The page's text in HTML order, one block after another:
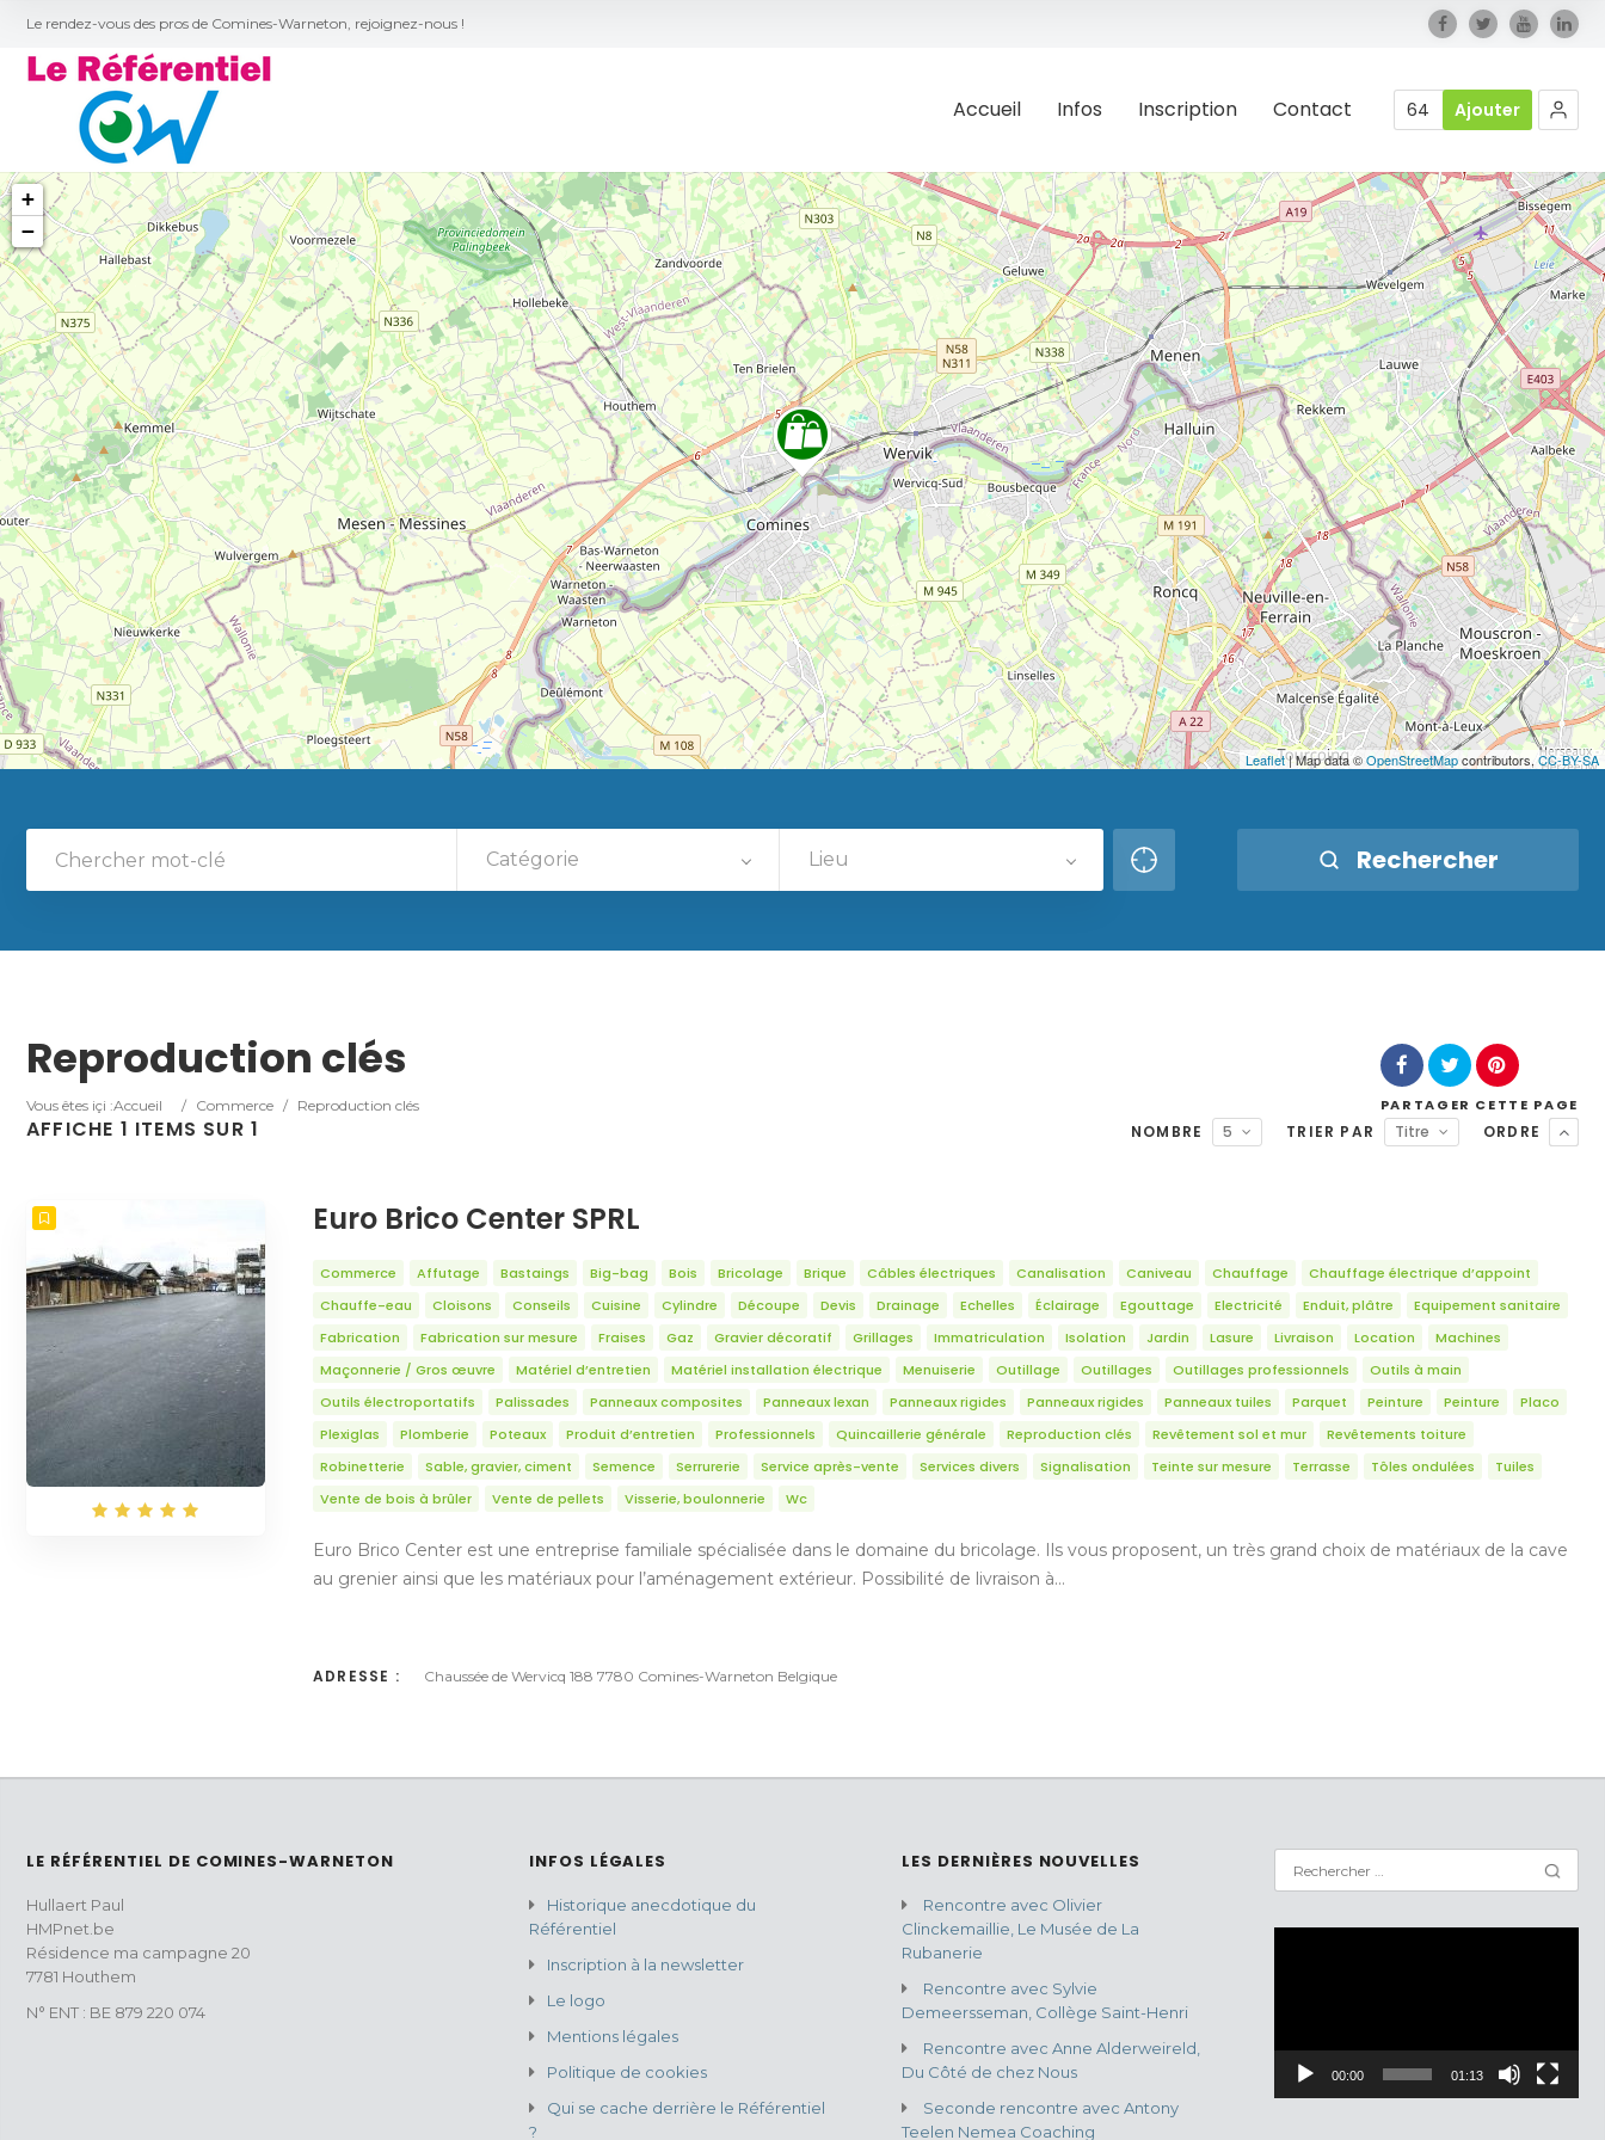
Le rendez-vous des pros de Comines-Warneton, rejoignez-nous !
Accueil Infos Inscription Contact 64 Ajouter
+
−
Leaflet| Map data ©OpenStreetMapcontributors, CC-BY-SA
Catégorie Lieu Rechercher
Reproduction clés
Vous êtes içi :Accueil / Commerce / Reproduction clés PARTAGER CETTE PAGE
AFFICHE 1 ITEMS SUR 1 NOMBRE 5 TRIER PAR Titre ORDRE
Euro Brico Center SPRL
Commerce Affutage Bastaings Big-bag Bois Bricolage Brique Câbles électriques Canalisation Caniveau Chauffage
Chauffage électrique d’appoint
Chauffe-eau
Cloisons Conseils Cuisine Cylindre Découpe Devis Drainage Echelles Éclairage Egouttage Electricité Enduit, plâtre
Equipement sanitaire
Fabrication
Fabrication sur mesure Fraises Gaz Gravier décoratif Grillages Immatriculation Isolation Jardin Lasure Livraison Location
Machines
Maçonnerie / Gros œuvre
Matériel d’entretien Matériel installation électrique Menuiserie Outillage Outillages Outillages professionnels
Outils à main
Outils électroportatifs
Palissades Panneaux composites Panneaux lexan Panneaux rigides Panneaux rigides Panneaux tuiles Parquet Peinture Peinture
Placo
Plexiglas
Plomberie Poteaux Produit d’entretien Professionnels Quincaillerie générale Reproduction clés Revêtement sol et mur
Revêtements toiture
Robinetterie
Sable, gravier, ciment Semence Serrurerie Service après-vente Services divers Signalisation Teinte sur mesure Terrasse Tôles ondulées
Tuiles
Vente de bois à brûler
Vente de pellets Visserie, boulonnerie Wc
Euro Brico Center est une entreprise familiale spécialisée dans le domaine du bricolage. Ils vous proposent, un très grand choix de matériaux de la cave
au grenier ainsi que les matériaux pour l’aménagement extérieur. Possibilité de livraison à…
ADRESSE : Chaussée de Wervicq 188 7780 Comines-Warneton Belgique
LE RÉFÉRENTIEL DE COMINES-WARNETON
Hullaert Paul
HMPnet.be
Résidence ma campagne 20
7781 Houthem
N° ENT : BE 879 220 074
INFOS LÉGALES
Historique anecdotique du
Référentiel
Inscription à la newsletter
Le logo
Mentions légales
Politique de cookies
Qui se cache derrière le Référentiel
?
LES DERNIÈRES NOUVELLES
Rencontre avec Olivier
Clinckemaillie, Le Musée de La
Rubanerie
Rencontre avec Sylvie
Demeersseman, Collège Saint-Henri
Rencontre avec Anne Alderweireld,
Du Côté de chez Nous
Seconde rencontre avec Antony
Teelen Nemea Coaching
00:00 01:13